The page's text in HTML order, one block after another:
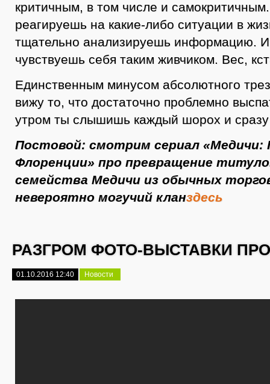
критичным, в том числе и
реагируешь на какие-либо ситуации в
тщательно анализируешь информацию.
чувствуешь себя таким живчиком. Вес,
Единственным минусом абсолютного
вижу то, что достаточно проблемно
утром ты слышишь каждый шорох и
Постовой: смотрим сериал «Медичи:
Флоренции» про превращение
семейства Медичи из обычных
невероятно могучий кланздесь
РАЗГРОМ ФОТО-ВЫСТАВКИ
01.10.2016 12:40 Новости